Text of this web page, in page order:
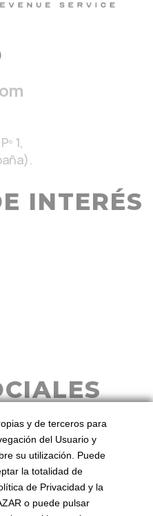
1,
INTERÉS
2026Desde 2010
y de terceros para
del Usuario y
su utilización. Puede
la totalidad de
de Privacidad y la
o puede pulsar